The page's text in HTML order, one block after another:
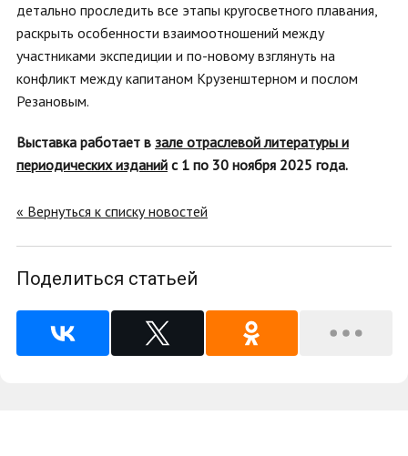
детально проследить все этапы кругосветного плавания,
раскрыть особенности взаимоотношений между
участниками экспедиции и по-новому взглянуть на
конфликт между капитаном Крузенштерном и послом
Резановым.
Выставка работает в зале отраслевой литературы и
периодических изданий с 1 по 30 ноября 2025 года.
« Вернуться к списку новостей
Поделиться статьей